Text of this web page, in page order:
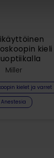
kieli
Miller
kielet ja varret
Anestesia